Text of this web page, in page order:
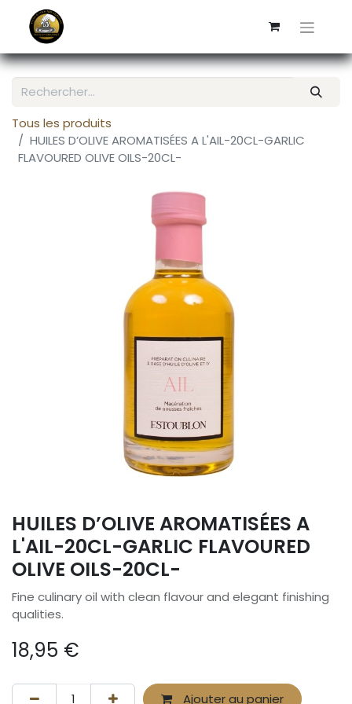
Tous les produits
HUILES D’OLIVE AROMATISÉES A L'AIL-20CL-GARLIC
FLAVOURED OLIVE OILS-20CL-
HUILES D’OLIVE AROMATISÉES A
L'AIL-20CL-GARLIC FLAVOURED
OLIVE OILS-20CL-
Fine culinary oil with clean flavour and elegant finishing
qualities.
18,95 €
Ajouter au panier